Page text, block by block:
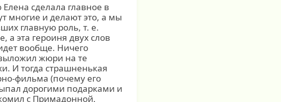
сделала главное в
многие и делают это, а мы
главную роль, т. е.
а эта героиня двух слов
вообще. Ничего
жюри на те
И тогда страшненькая
фильма (почему его
дорогими подарками и
с Примадонной,